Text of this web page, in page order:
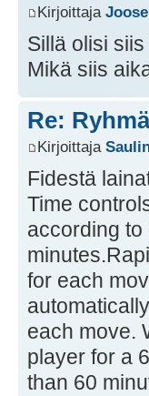
Kirjoittaja
Sillä olisi
Mikä siis
Re:
Kirjoittaja
Fidestä
Time
according to
for each
each move.
player for a
than 60